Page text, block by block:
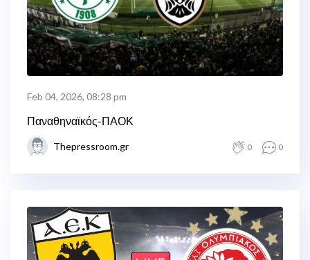
Feb 04, 2026, 08:28 pm
Παναθηναϊκός-ΠΑΟΚ
Thepressroom.gr 0 0